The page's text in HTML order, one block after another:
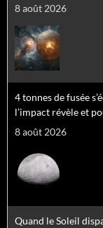
8 août 2026
4 tonnes de fusée
l’impact révèle et
8 août 2026
Quand le Soleil